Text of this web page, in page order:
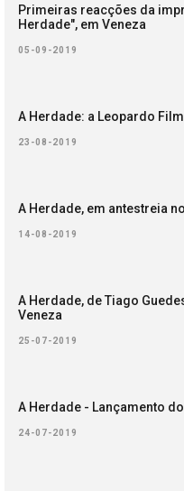
Primeiras reacções da
Herdade", em Veneza
05-09-2019
A Herdade: a Leopardo
23-08-2019
A Herdade, em antestreia
14-08-2019
A Herdade, de Tiago
Veneza
25-07-2019
A Herdade - Lançamento
24-07-2019